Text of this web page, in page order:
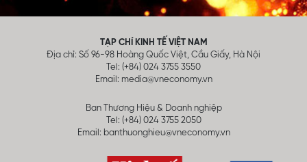
TẠP CHÍ KINH TẾ VIỆT NAM
Địa chỉ: Số 96-98 Hoàng Quốc Việt, Cầu Giấy, Hà Nội
Tel: (+84) 024 3755 3550
Email: media@vneconomy.vn
Ban Thương Hiệu & Doanh nghiệp
Tel: (+84) 024 3755 2050
Email: banthuonghieu@vneconomy.vn